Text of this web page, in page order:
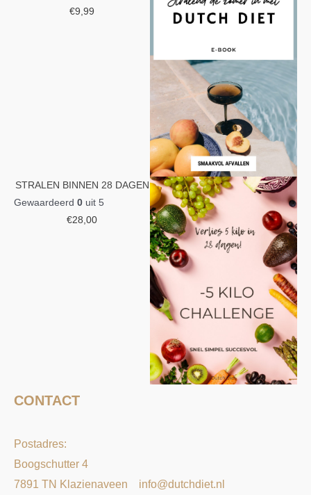
€9,99
STRALEN BINNEN 28 DAGEN
Gewaardeerd 0 uit 5
€28,00
CONTACT
Postadres:
Boogschutter 4
7891 TN Klazienaveen info@dutchdiet.nl